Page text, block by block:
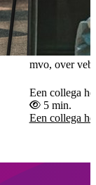
mvo, over
Een collega
5 min.
Een collega